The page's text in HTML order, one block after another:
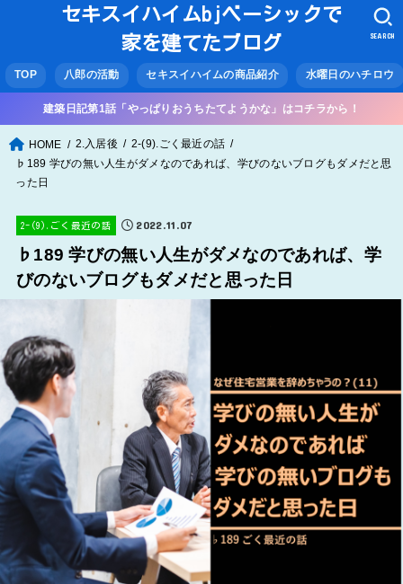
セキスイハイムbjベーシックで
家を建てたブログ
TOP 八郎の活動 セキスイハイムの商品紹介 水曜日のハチロウ
SEARCH
建築日記第1話「やっぱりおうちたてようかな」はコチラから！
HOME 2.入居後
2-(9).ごく最近の話
♭189 学びの無い人生がダメなのであれば、学びのないブログもダメだと思
った日
2-(9).ごく最近の話 2022.11.07
♭189 学びの無い人生がダメなのであれば、学
びのないブログもダメだと思った日